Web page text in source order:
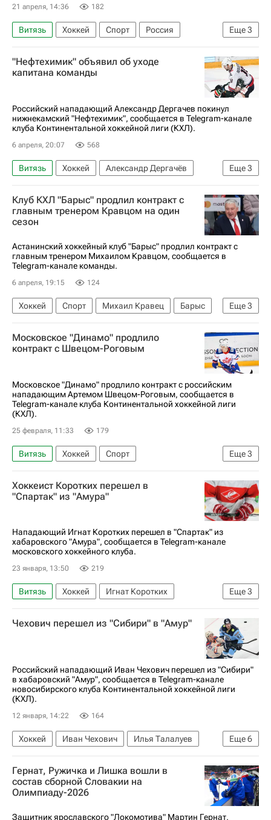
21 апреля, 14:36 182
Еще3
Витязь Хоккей Спорт
Россия
Евгений Артюхин
Илья Ковальчук
Шанхайские драконы
"Нефтехимик" объявил об уходе
капитана команды
Российский нападающий Александр Дергачев покинул
нижнекамский "Нефтехимик", сообщается в Telegram-канале
клуба Континентальной хоккейной лиги (КХЛ).
6 апреля, 20:07 568
Еще3
Витязь Хоккей
Александр Дергачёв
Нефтехимик
Авангард КХЛ 2025-2026
Клуб КХЛ "Барыс" продлил контракт с
главным тренером Кравцом на один
сезон
Астанинский хоккейный клуб "Барыс" продлил контракт с
главным тренером Михаилом Кравцом, сообщается в
Telegram-канале команды.
6 апреля, 19:15 124
Еще3
Хоккей Спорт Михаил Кравец
Барыс
Шанхайские драконы
Авангард
КХЛ 2025-2026
Московское "Динамо" продлило
контракт с Швецом-Роговым
Московское "Динамо" продлило контракт с российским
нападающим Артемом Швецом-Роговым, сообщается в
Telegram-канале клуба Континентальной хоккейной лиги
(КХЛ).
25 февраля, 11:33 179
Еще3
Витязь Хоккей
Спорт
Артём Швец-Роговой
СКА (Санкт-Петербург)
КХЛ 2025-2026
Хоккеист Коротких перешел в
"Спартак" из "Амура"
Нападающий Игнат Коротких перешел в "Спартак" из
хабаровского "Амура", сообщается в Telegram-канале
московского хоккейного клуба.
23 января, 13:50 219
Еще3
Витязь Хоккей
Игнат Коротких
Иван Воробьев
Амур КХЛ 2025-2026
Чехович перешел из "Сибири" в "Амур"
Российский нападающий Иван Чехович перешел из "Сибири"
в хабаровский "Амур", сообщается в Telegram-канале
новосибирского клуба Континентальной хоккейной лиги
(КХЛ).
12 января, 14:22 164
Еще6
Хоккей Иван Чехович
Илья Талалуев
Амур
Сибирь
Шанхайские драконы
КХЛ 2025-2026
Национальная хоккейная лига (НХЛ)
Гернат, Ружичка и Лишка вошли в
состав сборной Словакии на
Олимпиаду-2026
Защитник ярославского "Локомотива" Мартин Гернат,